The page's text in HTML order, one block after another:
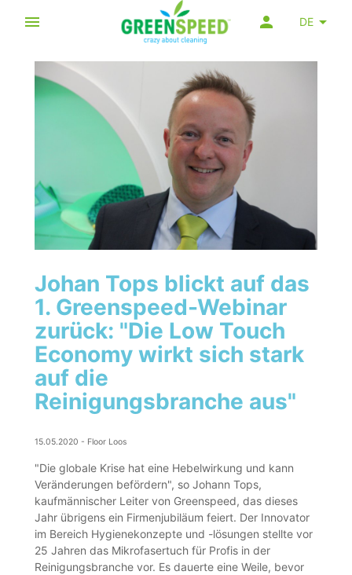
DE
Johan Tops blickt auf das
1. Greenspeed-Webinar
zurück: "Die Low Touch
Economy wirkt sich stark
auf die
Reinigungsbranche aus"
15.05.2020 - Floor Loos
"Die globale Krise hat eine Hebelwirkung und kann
Veränderungen befördern", so Johann Tops,
kaufmännischer Leiter von Greenspeed, das dieses
Jahr übrigens ein Firmenjubiläum feiert. Der Innovator
im Bereich Hygienekonzepte und -lösungen stellte vor
25 Jahren das Mikrofasertuch für Profis in der
Reinigungsbranche vor. Es dauerte eine Weile, bevor